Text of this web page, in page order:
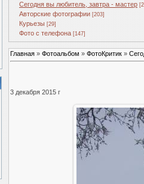
Сегодня вы любитель, завтра - мастер
Авторские фотографии [203]
Курьезы [29]
Фото с телефона [147]
Главная » Фотоальбом » ФотоКритик »
3 декабря 2015 г